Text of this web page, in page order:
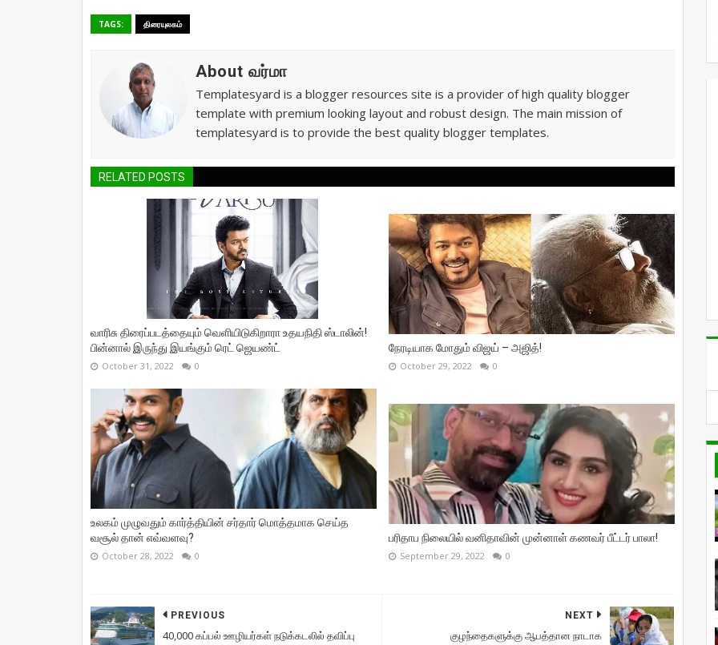
TAGS: திரையுலகம்
About வர்மா
Templatesyard is a blogger resources site is a provider of high quality blogger
template with premium looking layout and robust design. The main mission of
templatesyard is to provide the best quality blogger templates.
RELATED POSTS
வாரிசு திரைப்படத்தையும் வெளியிடுகிறாரா உதயநிதி ஸ்டாலின்!
பின்னால் இருந்து இயங்கும் ரெட் ஜெயண்ட்
October 31, 2022 0
நேரடியாக மோதும் விஜய் – அஜித்!
October 29, 2022 0
உலகம் முழுவதும் கார்த்தியின் சர்தார் மொத்தமாக செய்த
வசூல் தான் எவ்வளவு?
October 28, 2022 0
பரிதாப நிலையில் வனிதாவின் முன்னாள் கணவர் பீட்டர் பாலா!
September 29, 2022 0
NEXT
குழந்தைகளுக்கு ஆபத்தான நாடாக
PREVIOUS
40,000 கப்பல் ஊழியர்கள் நடுக்கடலில் தவிப்பு